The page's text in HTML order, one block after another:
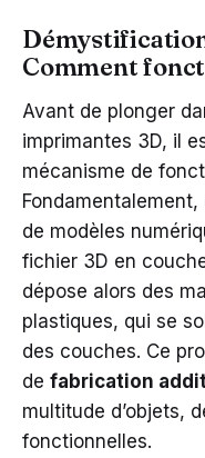
Comment
Avant de plonger
imprimantes 3D, il
mécanisme de
de modèles
fichier 3D en
dépose alors des
plastiques, qui se
des couches. Ce
de fabrication
multitude d’objets,
fonctionnelles.